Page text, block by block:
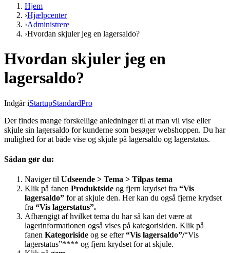
Hjem
›Hjælpcenter
›Administrere
›Hvordan skjuler jeg en lagersaldo?
Hvordan skjuler jeg en
lagersaldo?
Indgår iStartupStandardPro
Der findes mange forskellige anledninger til at man vil vise eller
skjule sin lagersaldo for kunderne som besøger webshoppen. Du har
mulighed for at både vise og skjule på lagersaldo og lagerstatus.
Sådan gør du:
Naviger til Udseende > Tema > Tilpas tema
Klik på fanen Produktside og fjern krydset fra “Vis
lagersaldo” for at skjule den. Her kan du også fjerne krydset
fra “Vis lagerstatus”.
Afhængigt af hvilket tema du har så kan det være at
lagerinformationen også vises på kategorisiden. Klik på
fanen Kategoriside og se efter“Vis lagersaldo”/“Vis
lagerstatus”**** og fjern krydset for at skjule.